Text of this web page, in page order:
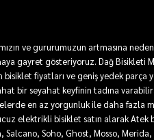
ve gururumuzun artmasına
gayret gösteriyoruz. Dağ Bisikleti
bisiklet fiyatları ve geniş yedek parça
bir seyahat keyfinin tadına
en az yorgunluk ile daha fazla
elektrikli bisiklet satın alarak Atek
Salcano, Soho, Ghost, Mosso,